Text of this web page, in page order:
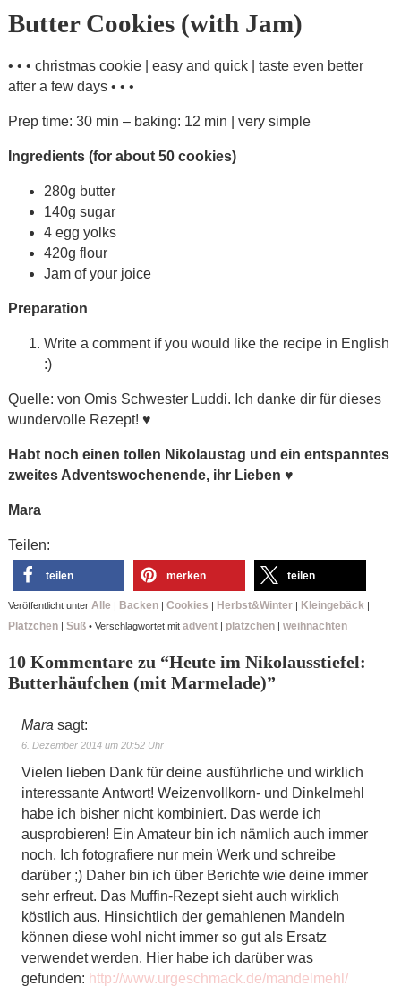
Butter Cookies (with Jam)
• • • christmas cookie | easy and quick | taste even better
after a few days • • •
Prep time: 30 min – baking: 12 min | very simple
Ingredients (for about 50 cookies)
280g butter
140g sugar
4 egg yolks
420g flour
Jam of your joice
Preparation
Write a comment if you would like the recipe in English
:)
Quelle: von Omis Schwester Luddi. Ich danke dir für dieses
wundervolle Rezept! ♥
Habt noch einen tollen Nikolaustag und ein entspanntes
zweites Adventswochenende, ihr Lieben ♥
Mara
Teilen:
teilen merken teilen
Veröffentlicht unter Alle Backen| Cookies Herbst&Winter| Kleingebäck
Plätzchen| Süß• Verschlagwortet mit advent| plätzchen| weihnachten
10 Kommentare zu “Heute im Nikolausstiefel:
Butterhäufchen (mit Marmelade)”
Mara sagt:
6. Dezember 2014 um 20:52 Uhr
Vielen lieben Dank für deine ausführliche und wirklich
interessante Antwort! Weizenvollkorn- und Dinkelmehl
habe ich bisher nicht kombiniert. Das werde ich
ausprobieren! Ein Amateur bin ich nämlich auch immer
noch. Ich fotografiere nur mein Werk und schreibe
darüber ;) Daher bin ich über Berichte wie deine immer
sehr erfreut. Das Muffin-Rezept sieht auch wirklich
köstlich aus. Hinsichtlich der gemahlenen Mandeln
können diese wohl nicht immer so gut als Ersatz
verwendet werden. Hier habe ich darüber was
gefunden: http://www.urgeschmack.de/mandelmehl/